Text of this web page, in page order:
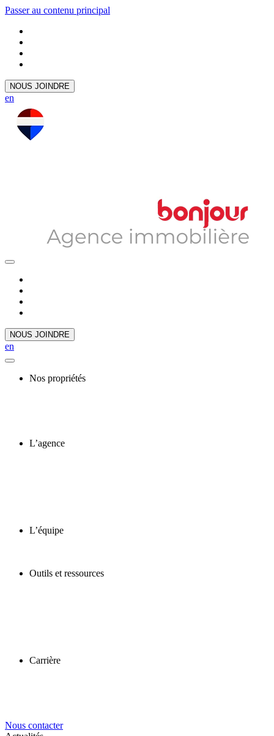
Passer au contenu principal
NOUS JOINDRE
en
NOUS JOINDRE
en
Nos propriétés
L’agence
L’équipe
Outils et ressources
Carrière
Nous contacter